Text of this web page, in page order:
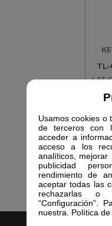
Usamos cookies o
de terceros con
acceder a
acceso a los
analíticos, mejorar
publicidad
rendimiento de
aceptar todas las
rechazarlas
“Configuración”.
nuestra. Política de
TL-
LAT